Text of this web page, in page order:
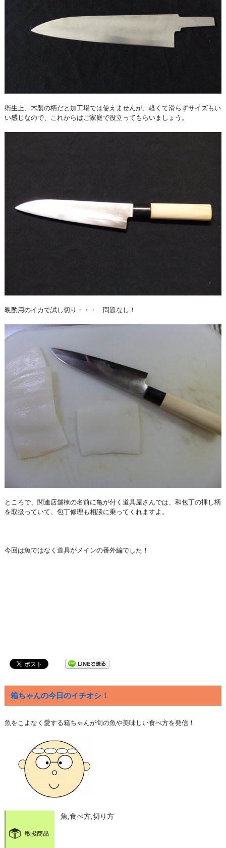
衛生上、木製の柄だと加工場では使えませんが、軽くて滑らずサイズもい
い感じなので、これからはご家庭で役立ってもらいましょう。
晩酌用のイカで試し切り・・・ 問題なし！
ところで、関連店舗棟の名前に亀が付く道具屋さんでは、和包丁の挿し柄
を取扱っていて、包丁修理も相談に乗ってくれますよ。
今回は魚ではなく道具がメインの番外編でした！
箱ちゃんの今日のイチオシ！
魚をこよなく愛する箱ちゃんが旬の魚や美味しい食べ方を発信！
魚,食べ方,切り方